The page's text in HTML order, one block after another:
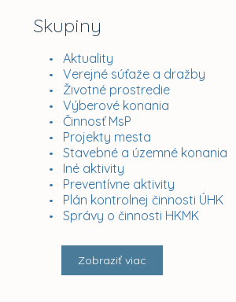
Skupiny
Aktuality
Verejné súťaže a dražby
Životné prostredie
Výberové konania
Činnosť MsP
Projekty mesta
Stavebné a územné konania
Iné aktivity
Preventívne aktivity
Plán kontrolnej činnosti ÚHK
Správy o činnosti HKMK
Zobraziť viac